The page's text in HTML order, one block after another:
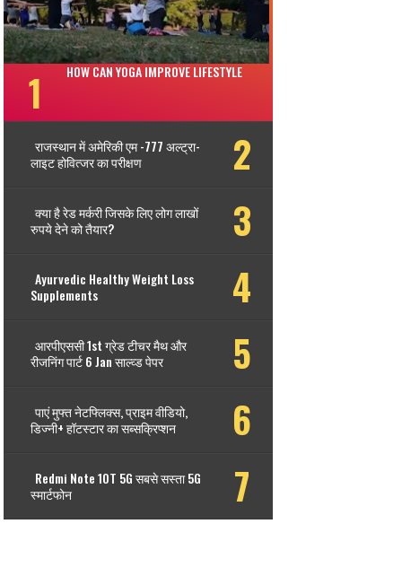
HOW CAN YOGA IMPROVE LIFESTYLE
राजस्थान में अमेरिकी एम -777 अल्ट्रा-
लाइट होवित्जर का परीक्षण
क्या है रेड मर्करी जिसके लिए लोग लाखों
रुपये देने को तैयार?
Ayurvedic Healthy Weight Loss
Supplements
आरपीएससी 1st ग्रेड टीचर मैथ और
रीजनिंग पार्ट 6 Jan साल्व्ड पेपर
पाएं मुफ्त नेटफ्लिक्स, प्राइम वीडियो,
डिज्नी+ हॉटस्टार का सब्सक्रिप्शन
Redmi Note 10T 5G सबसे सस्ता 5G
स्मार्टफोन